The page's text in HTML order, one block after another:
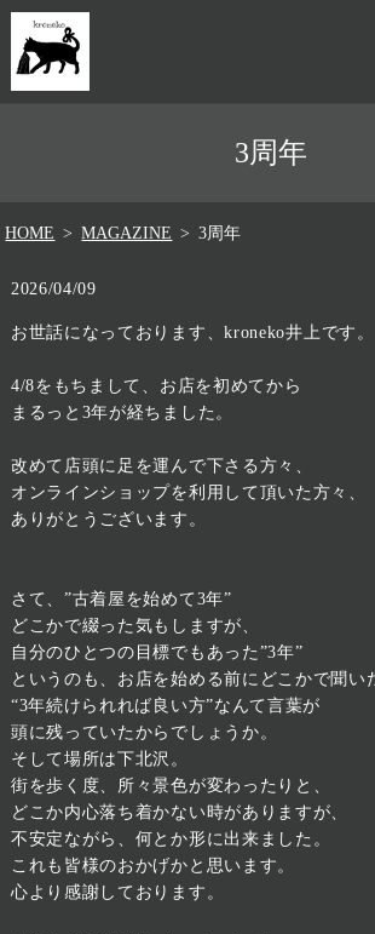
3周年
HOME MAGAZINE 3周年
2026/04/09
お世話になっております、kroneko井上です。
4/8をもちまして、お店を初めてから
まるっと3年が経ちました。
改めて店頭に足を運んで下さる方々、
オンラインショップを利用して頂いた方々、
ありがとうございます。
さて、”古着屋を始めて3年”
どこかで綴った気もしますが、
自分のひとつの目標でもあった”3年”
というのも、お店を始める前にどこかで聞い
“3年続けられれば良い方”なんて言葉が
頭に残っていたからでしょうか。
そして場所は下北沢。
街を歩く度、所々景色が変わったりと、
どこか内心落ち着かない時がありますが、
不安定ながら、何とか形に出来ました。
これも皆様のおかげかと思います。
心より感謝しております。